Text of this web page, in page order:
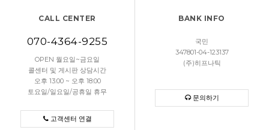
CALL CENTER
070-4364-9255
OPEN 월요일~금요일
콜센터 및 게시판 상담시간
오후 13:00 ~ 오후 18:00
토요일/일요일/공휴일 휴무
고객센터 연결
BANK INFO
국민
347801-04-123137
(주)히프나틱
문의하기